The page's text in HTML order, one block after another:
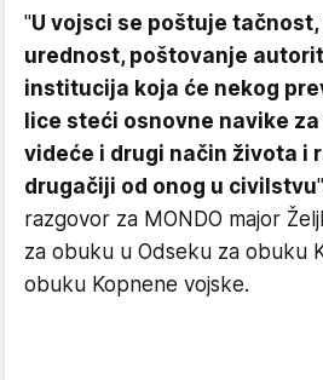
"U vojsci se poštuje
urednost, poštovanje
institucija koja će nekog
lice steći osnovne navike
videće i drugi način života i
drugačiji od onog u civilstvu
razgovor za MONDO major
za obuku u Odseku za obuku
obuku Kopnene vojske.